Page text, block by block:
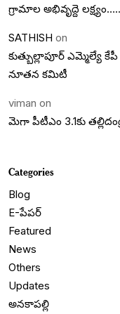
గ్రామాల అభివృద్దె
SATHISH on
కుత్బుల్లాపూర్ ఎమ్మెల్యే
నూతన కమిటీ
viman on
మెగా పీటీఎం 3.1కు
Categories
Blog
E-పేపర్
Featured
News
Others
Updates
అనకాపల్లి